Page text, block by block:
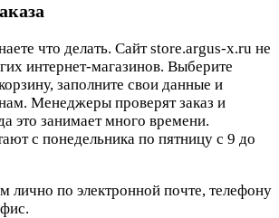
что делать. Сайт store.argus-x.ru не
интернет-магазинов. Выберите
заполните свои данные и
нам. Менеджеры проверят заказ и
это занимает много времени.
с понедельника по пятницу с 9 до
лично по электронной почте, телефону